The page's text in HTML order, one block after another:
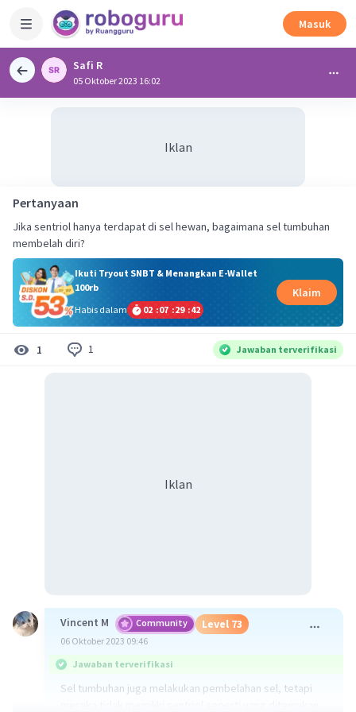
Masuk
Safi R
05 Oktober 2023 16:02
Iklan
Pertanyaan
Jika sentriol hanya terdapat di sel hewan, bagaimana sel tumbuhan
membelah diri?
Ikuti Tryout SNBT & Menangkan E-Wallet
100rb
Habis dalam
02 :07 :29 :42
Klaim
1 1 Jawaban terverifikasi
Iklan
Vincent M Community Level 73
06 Oktober 2023 09:46
Jawaban terverifikasi
Sel tumbuhan juga melakukan pembelahan sel, tetapi